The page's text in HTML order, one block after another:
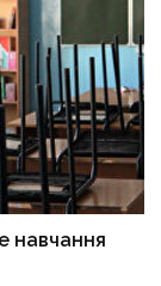
навчання